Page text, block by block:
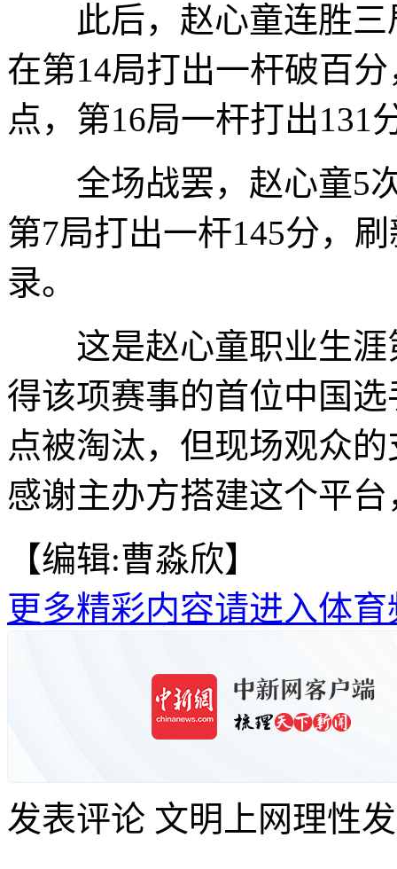
此后，赵心童连胜三
在第14局打出一杆破百
点，第16局一杆打出131
全场战罢，赵心童5次
第7局打出一杆145分，
录。
这是赵心童职业生涯
得该项赛事的首位中国
点被淘汰，但现场观众
感谢主办方搭建这个平
【编辑:曹淼欣】
更多精彩内容请进入体育
发表评论 文明上网理性